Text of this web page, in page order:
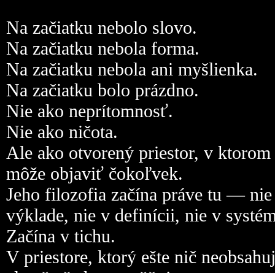
Na začiatku nebolo slovo.
Na začiatku nebola forma.
Na začiatku nebola ani myšlienka.
Na začiatku bolo prázdno.
Nie ako neprítomnosť.
Nie ako ničota.
Ale ako otvorený priestor, v ktorom
môže objaviť čokoľvek.
Jeho filozofia začína práve tu —
výklade, nie v definícii, nie v
Začína v tichu.
V priestore, ktorý ešte nič